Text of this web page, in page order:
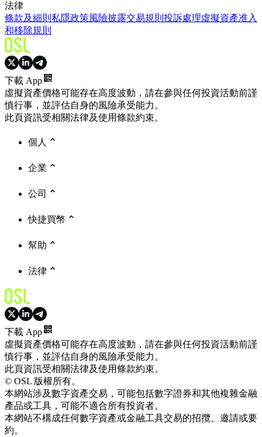
法律
條款及細則 私隱政策風險披露交易規則 投訴處理虛擬資產准入
和移除規則
下載 App
虛擬資產價格可能存在高度波動，請在參與任何投資活動前謹
慎行事，並評估自身的風險承受能力。
此頁資訊受相關法律及使用條款約束。
個人
企業
公司
快捷買幣
幫助
法律
下載 App
虛擬資產價格可能存在高度波動，請在參與任何投資活動前謹
慎行事，並評估自身的風險承受能力。
此頁資訊受相關法律及使用條款約束。
© OSL 版權所有。
本網站涉及數字資產交易，可能包括數字證券和其他複雜金融
產品或工具，可能不適合所有投資者。
本網站不構成任何數字資產或金融工具交易的招攬、邀請或要
約。